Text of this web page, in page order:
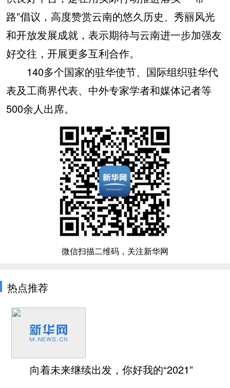
路”倡议，高度赞赏云南的悠久历史、秀丽风光
和开放发展成就，表示期待与云南进一步加强友
好交往，开展更多互利合作。
140多个国家的驻华使节、国际组织驻华代
表及工商界代表、中外专家学者和媒体记者等
500余人出席。
微信扫描二维码，关注新华网
热点推荐
向着未来继续出发，你好我的“2021”